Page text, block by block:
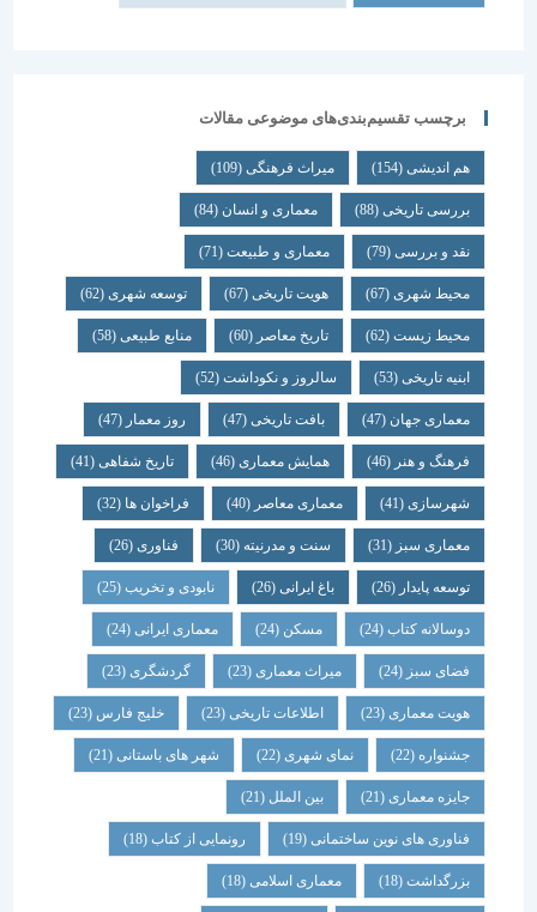
برچسب تقسیم‌بندی‌های موضوعی مقالات
هم اندیشی (154) میراث فرهنگی (109)
بررسی تاریخی (88) معماری و انسان (84)
نقد و بررسی (79) معماری و طبیعت (71)
محیط شهری(67) هویت تاریخی(67) توسعه شهری(62)
محیط زیست(62) تاریخ معاصر(60) منابع طبیعی(58)
ابنیه تاریخی(53) سالروز و نکوداشت(52)
معماری جهان (47) بافت تاریخی(47) روز معمار(47)
فرهنگ و هنر(46) همایش معماری (46) تاریخ شفاهی (41)
شهرسازی(41) معماری معاصر(40) فراخوان ها (32)
معماری سبز(31) سنت و مدرنیته(30) فناوری (26)
توسعه پایدار(26) باغ ایرانی(26) نابودی و تخریب(25)
دوسالانه کتاب(24) مسکن (24) معماری ایرانی(24)
فضای سبز(24) میراث معماری (23) گردشگری (23)
هویت معماری (23) اطلاعات تاریخی(23) خلیج فارس(23)
جشنواره(22) نمای شهری(22) شهر های باستانی (21)
جایزه معماری (21) بین الملل(21)
فناوری های نوین ساختمانی(19) رونمایی از کتاب (18)
بزرگداشت (18) معماری اسلامی(18)